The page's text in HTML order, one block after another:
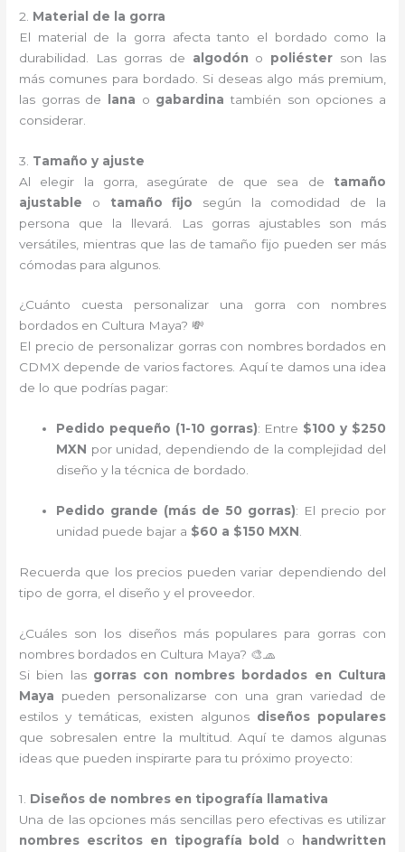
2. Material de la gorra
El material de la gorra afecta tanto el bordado como la
durabilidad. Las gorras de algodón o poliéster son las
más comunes para bordado. Si deseas algo más premium,
las gorras de
lana o gabardina también son opciones a
considerar.
3. Tamaño y ajuste
Al elegir la gorra, asegúrate de que sea de tamaño
ajustable o tamaño fijo según la comodidad de la
persona que la llevará. Las gorras ajustables son más
versátiles, mientras que las de tamaño fijo pueden ser más
cómodas para algunos.
¿Cuánto cuesta personalizar una gorra con nombres
bordados en Cultura Maya? 💸
El precio de personalizar gorras con nombres bordados en
CDMX depende de varios factores. Aquí te damos una idea
de lo que podrías pagar:
Pedido pequeño (1-10 gorras): Entre $100 y $250
MXN por unidad, dependiendo de la complejidad del
diseño y la técnica de bordado.
Pedido grande (más de 50 gorras): El precio por
unidad puede bajar a $60 a $150 MXN
Recuerda que los precios pueden variar dependiendo del
tipo de gorra, el diseño y el proveedor.
¿Cuáles son los diseños más populares para gorras con
nombres bordados en Cultura Maya? 🎨🧢
Si bien las gorras con nombres bordados en Cultura
Maya pueden personalizarse con una gran variedad de
estilos y temáticas, existen algunos diseños populares
que sobresalen entre la multitud. Aquí te damos algunas
ideas que pueden inspirarte para tu próximo proyecto:
1. Diseños de nombres en tipografía llamativa
Una de las opciones más sencillas pero efectivas es utilizar
nombres escritos en tipografía bold
o
handwritten